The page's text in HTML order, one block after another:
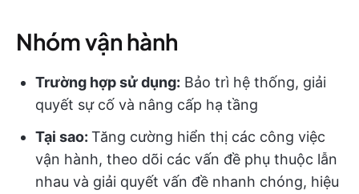
Nhóm vận hành
Trường hợp sử dụng: Bảo trì hệ thống, giải
quyết sự cố và nâng cấp hạ tầng
Tại sao: Tăng cường hiển thị các công việc
vận hành, theo dõi các vấn đề phụ thuộc lẫn
nhau và giải quyết vấn đề nhanh chóng, hiệu